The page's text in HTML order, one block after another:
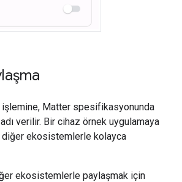
işlemine, Matter spesifikasyonunda
adı verilir. Bir cihaz örnek uygulamaya
diğer ekosistemlerle kolayca
ekosistemlerle paylaşmak için